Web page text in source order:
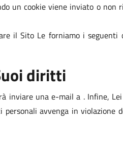
un cookie viene inviato o non
il Sito Le forniamo i seguenti
diritti
inviare una e-mail a . Infine,
avvenga in violazione